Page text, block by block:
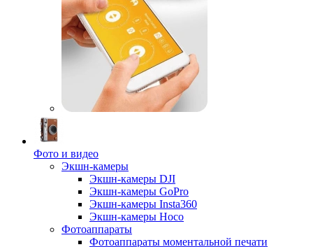
Фото и видео
Экшн-камеры
Экшн-камеры DJI
Экшн-камеры GoPro
Экшн-камеры Insta360
Экшн-камеры Hoco
Фотоаппараты
Фотоаппараты моментальной печати